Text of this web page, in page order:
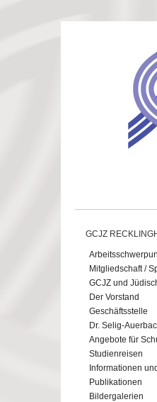
GCJZ
Mitgliedschaft /
GCJZ und
Der Vorstand
Geschäftsstelle
Dr. Selig-
Angebote für
Studienreisen
Informationen
Publikationen
Bildergalerien